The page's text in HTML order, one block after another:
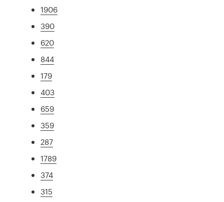
1906
390
620
844
179
403
659
359
287
1789
374
315